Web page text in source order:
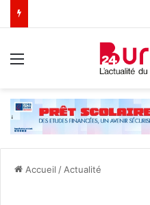
Accueil / Actualité